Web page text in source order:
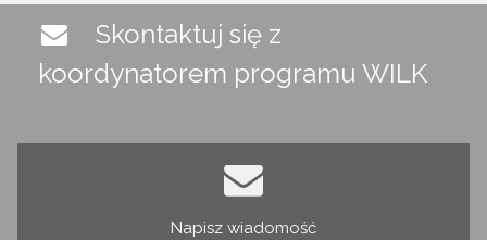
Skontaktuj się z
koordynatorem programu WILK
Napisz wiadomość